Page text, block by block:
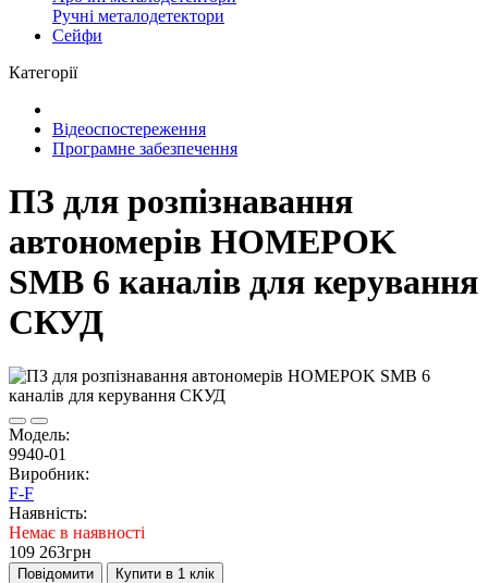
Ручні металодетектори
Сейфи
Категорії
Відеоспостереження
Програмне забезпечення
ПЗ для розпізнавання
автономерів HOMEPOK
SMB 6 каналів для керування
СКУД
Модель:
9940-01
Виробник:
F-F
Наявність:
Немає в наявності
109 263грн
Повідомити Купити в 1 клік